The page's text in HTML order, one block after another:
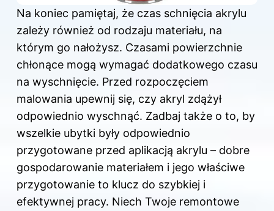
Na koniec pamiętaj, że czas schnięcia akrylu
zależy również od rodzaju materiału, na
którym go nałożysz. Czasami powierzchnie
chłonące mogą wymagać dodatkowego czasu
na wyschnięcie. Przed rozpoczęciem
malowania upewnij się, czy akryl zdążył
odpowiednio wyschnąć. Zadbaj także o to, by
wszelkie ubytki były odpowiednio
przygotowane przed aplikacją akrylu – dobre
gospodarowanie materiałem i jego właściwe
przygotowanie to klucz do szybkiej i
efektywnej pracy. Niech Twoje remontowe